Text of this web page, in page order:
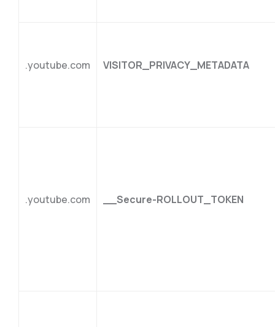
.youtube.com VISITOR_PRIVACY_METADATA
.youtube.com __Secure-ROLLOUT_TOKEN